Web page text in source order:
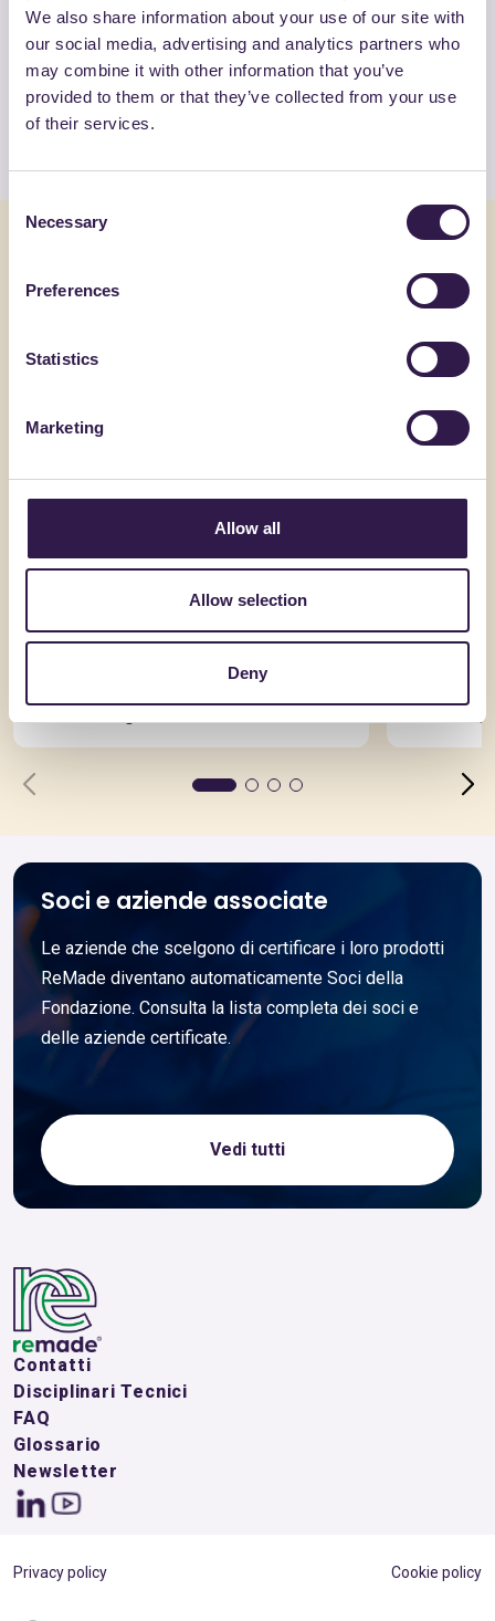
We also share information about your use of our site with
our social media, advertising and analytics partners who
may combine it with other information that you’ve
provided to them or that they’ve collected from your use
of their services.
Selection
Necessary
Preferences
Statistics
Marketing
Allow all
Allow selection
Deny
Documenti utili
Certificato
GUTTAMAXI
Edilizia
Vai al
Soci e aziende associate
Le aziende che scelgono di certificare i loro prodotti
ReMade diventano automaticamente Soci della
Fondazione. Consulta la lista completa dei soci e
delle aziende certificate.
Vedi tutti
Contatti
Disciplinari Tecnici
FAQ
Glossario
Newsletter
Privacy policy Cookie policy